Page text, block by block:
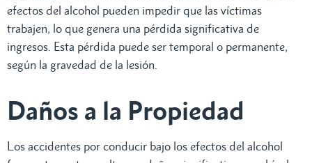
efectos del alcohol pueden impedir que las víctimas
trabajen, lo que genera una pérdida significativa de
ingresos. Esta pérdida puede ser temporal o permanente,
según la gravedad de la lesión.
Daños a la Propiedad
Los accidentes por conducir bajo los efectos del alcohol